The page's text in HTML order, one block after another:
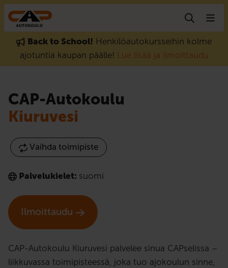
Hyppää sisältöön
Back to School! Henkilöautokursseihin kolme
ajotuntia kaupan päälle! Lue lisää ja ilmoittaudu
CAP-Autokoulu
Kiuruvesi
Vaihda toimipiste
Palvelukielet: suomi
Ilmoittaudu
CAP-Autokoulu Kiuruvesi palvelee sinua CAPselissa –
liikkuvassa toimipisteessä, joka tuo ajokoulun sinne,